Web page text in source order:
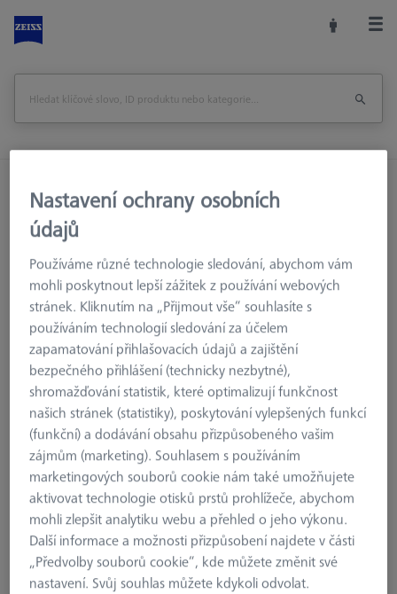
Příslušenství strojů
Optická 3D Metrologie
Referenční značky
Referenční značky
Referenční značky 3,0 mm, bílé, nekódované, s vysokou
adhezní silou, tepelně odolné, 3000 kusů
Vytisknout stránku
Zpět na
Nastavení ochrany osobních
údajů
Používáme různé technologie sledování, abychom vám
mohli poskytnout lepší zážitek z používání webových
stránek. Kliknutím na „Přijmout vše“ souhlasíte s
používáním technologií sledování za účelem
zapamatování přihlašovacích údajů a zajištění
bezpečného přihlášení (technicky nezbytné),
shromažďování statistik, které optimalizují funkčnost
našich stránek (statistiky), poskytování vylepšených funkcí
(funkční) a dodávání obsahu přizpůsobeného vašim
zájmům (marketing). Souhlasem s používáním
marketingových souborů cookie nám také umožňujete
aktivovat technologie otisků prstů prohlížeče, abychom
mohli zlepšit analytiku webu a přehled o jeho výkonu.
Další informace a možnosti přizpůsobení najdete v části
„Předvolby souborů cookie“, kde můžete změnit své
nastavení. Svůj souhlas můžete kdykoli odvolat.